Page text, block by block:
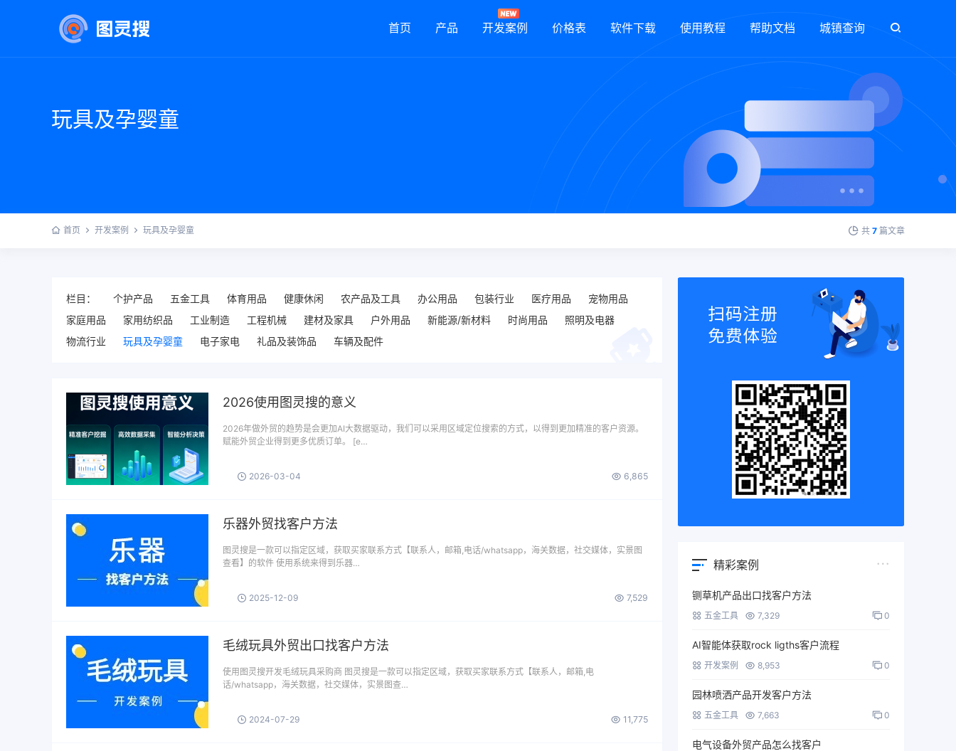
首页 产品 开发案例 价格表 软件下载 使用教程 帮助文档 城镇查询
玩具及孕婴童
首页 开发案例 玩具及孕婴童 共 7 篇文章
栏目： 个护产品 五金工具 体育用品 健康休闲 农产品及工具 办公用品 包装行业 医疗用品
宠物用品
家庭用品
家用纺织品 工业制造 工程机械 建材及家具 户外用品 新能源/新材料 时尚用品
照明及电器
物流行业
玩具及孕婴童 电子家电 礼品及装饰品 车辆及配件
2026使用图灵搜的意义
2026年做外贸的趋势是会更加AI大数据驱动，我们可以采用区域定位搜索的方式，以得到更加精准的客户资源。
赋能外贸企业得到更多优质订单。 [e…
2026-03-04 6,865
乐器外贸找客户方法
图灵搜是一款可以指定区域，获取买家联系方式【联系人，邮箱,电话/whatsapp，海关数据，社交媒体，实景图
查看】的软件 使用系统来得到乐器…
2025-12-09 7,529
毛绒玩具外贸出口找客户方法
使用图灵搜开发毛绒玩具采购商 图灵搜是一款可以指定区域，获取买家联系方式【联系人，邮箱,电
话/whatsapp，海关数据，社交媒体，实景图查…
2024-07-29 11,775
精彩案例
铡草机产品出口找客户方法
五金工具 7,329 0
AI智能体获取rock ligths客户流程
开发案例 8,953 0
园林喷洒产品开发客户方法
五金工具 7,663 0
电气设备外贸产品怎么找客户